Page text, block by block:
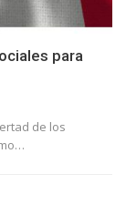
para
de los
…